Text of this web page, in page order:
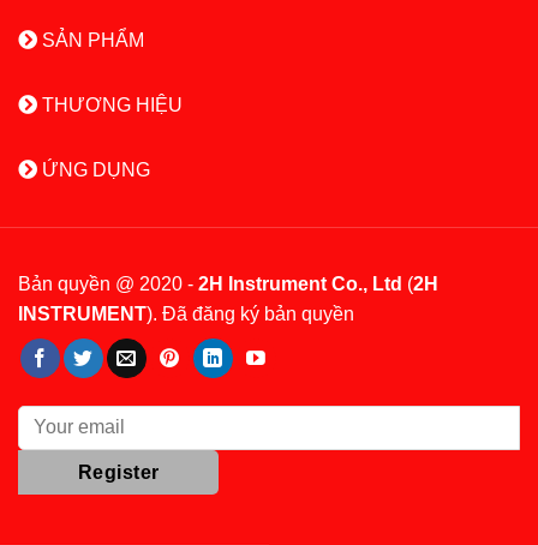
SẢN PHẨM
THƯƠNG HIỆU
ỨNG DỤNG
Bản quyền @ 2020 - 2H Instrument Co., Ltd (2H
INSTRUMENT). Đã đăng ký bản quyền